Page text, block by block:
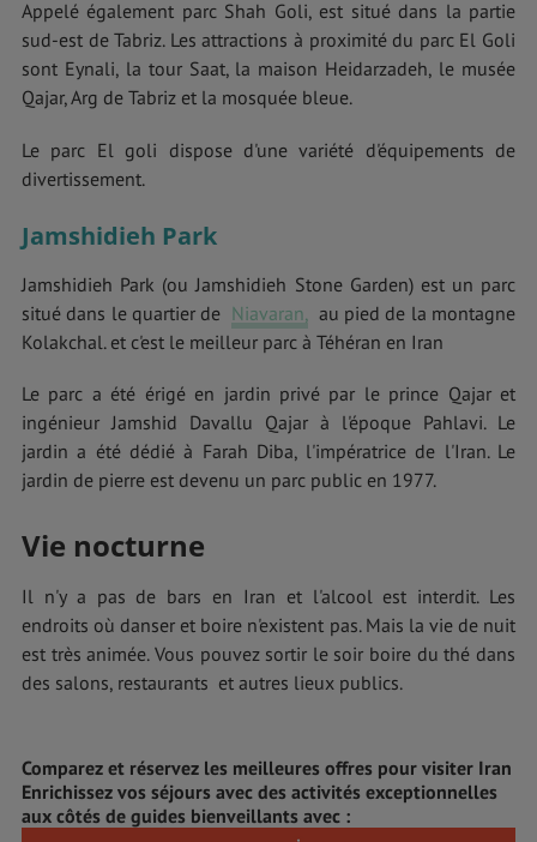
Appelé également parc Shah Goli, est situé dans la partie
sud-est de Tabriz. Les attractions à proximité du parc El Goli
sont Eynali, la tour Saat, la maison Heidarzadeh, le musée
Qajar, Arg de Tabriz et la mosquée bleue.
Le parc El goli dispose d'une variété d'équipements de
divertissement.
Jamshidieh Park
Jamshidieh Park (ou Jamshidieh Stone Garden) est un parc
situé dans le quartier de Niavaran,
au pied de la montagne
Kolakchal. et c'est le meilleur parc à Téhéran en Iran
Le parc a été érigé en jardin privé par le prince Qajar et
ingénieur Jamshid Davallu Qajar à l'époque Pahlavi. Le
jardin a été dédié à Farah Diba, l'impératrice de l'Iran. Le
jardin de pierre est devenu un parc public en 1977.
Vie nocturne
Il n'y a pas de bars en Iran et l'alcool est interdit. Les
endroits où danser et boire n'existent pas. Mais la vie de nuit
est très animée. Vous pouvez sortir le soir boire du thé dans
des salons, restaurants et autres lieux publics.
Comparez et réservez les meilleures offres pour visiter Iran
Enrichissez vos séjours avec des activités exceptionnelles
aux côtés de guides bienveillants avec :